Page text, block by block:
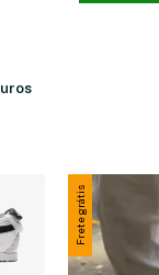
Frete grátis